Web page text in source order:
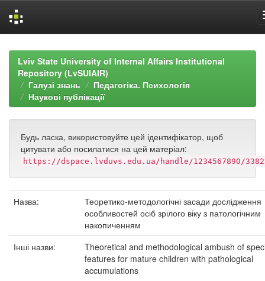
navigationLviv State University of Internal Affairs Institutional
Repository (LvSUIAIR)
Галузі знань
Педагогіка. Психологія
Наукові публікації
Будь ласка, використовуйте цей ідентифікатор, щоб
цитувати або посилатися на цей матеріал:
https://dspace.lvduvs.edu.ua/handle/1234567890/3382
Назва:
Теоретико-методологічні засади дослідження
особливостей осіб зрілого віку з патологічним
накопиченням
Інші назви:
Theoretical and methodological ambush of
features for mature children with pathological
accumulations